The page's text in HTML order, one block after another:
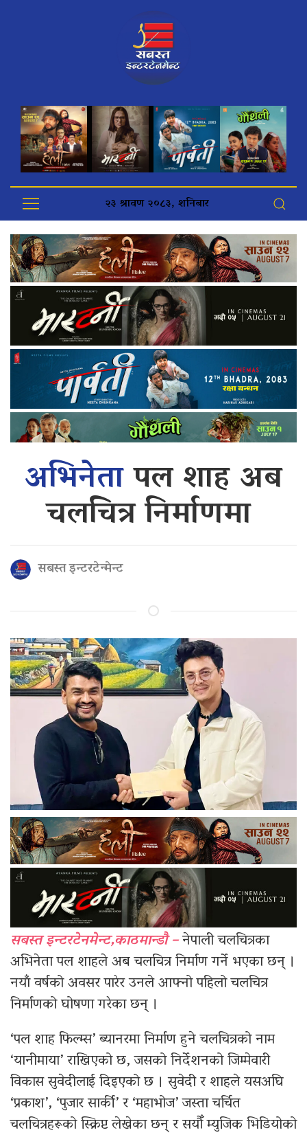
२३ श्रावण २०८३, शनिबार
अभिनेतापल शाह अब
चलचित्र निर्माणमा
सबस्त इन्टरटेन्मेन्ट
सबस्त इन्टरटेनमेन्ट,काठमान्डौ –नेपाली चलचित्रका
अभिनेता पल शाहले अब चलचित्र निर्माण गर्ने भएका छन् ।
नयाँ वर्षको अवसर पारेर उनले आफ्नो पहिलो चलचित्र
निर्माणको घोषणा गरेका छन् ।
‘पल शाह फिल्म्स’ ब्यानरमा निर्माण हुने चलचित्रको नाम
‘यानीमाया’ राखिएको छ, जसको निर्देशनको जिम्मेवारी
विकास सुवेदीलाई दिइएको छ । सुवेदी र शाहले यसअघि
‘प्रकाश’, ‘पुजार सार्की’ र ‘महाभोज’ जस्ता चर्चित
चलचित्रहरूको स्क्रिप्ट लेखेका छन् र सयौँ म्युजिक भिडियोको